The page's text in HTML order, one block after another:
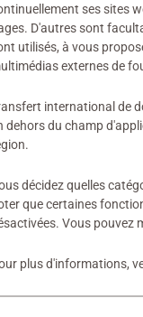
0/0
Rédiger une
ses sites
D'autres sont
utilisés, à vous
externes de
international de
dehors du champ
décidez quelles
que certaines
Vous pouvez
plus d'informations,